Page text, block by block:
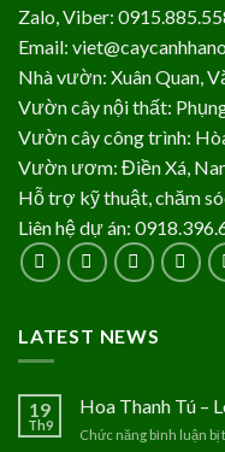
Zalo, Viber:
Email:
Nhà vườn: Xuân Quan,
Vườn cây nội thất:
Vườn cây công trình:
Vườn ươm: Điền Xá,
Hỗ trợ kỹ thuật, chăm
Liên hệ dự án:
LATEST NEWS
19
Th9
Hoa Thanh Tú –
Chức năng bình luận bị